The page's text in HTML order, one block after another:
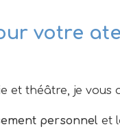
votre
et théâtre, je vous
personnel et